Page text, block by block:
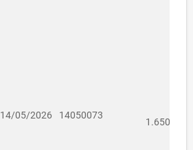
14/05/2026 14050073
1.650,00